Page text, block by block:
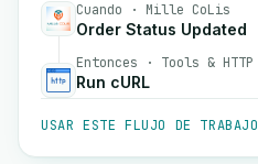
Cuando · Mille CoLis
Order Status Updated
Entonces · Tools & HTTP
Run cURL
USAR ESTE FLUJO DE TRABAJO